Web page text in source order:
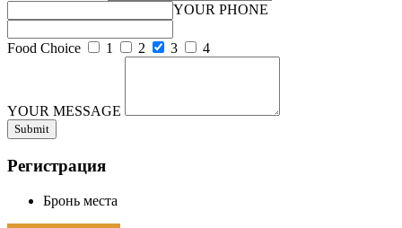
YOUR PHONE
Food Choice 1 2 3 4
YOUR MESSAGE
Регистрация
Бронь места